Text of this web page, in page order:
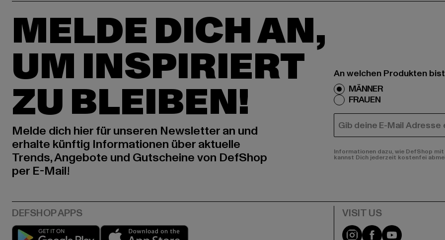
MELDE DICH AN,
UM INSPIRIERT
ZU BLEIBEN!
Melde dich hier für unseren Newsletter an und
erhalte künftig Informationen über aktuelle
Trends, Angebote und Gutscheine von DefShop
per E-Mail!
An welchen Produkten
MÄNNER
FRAUEN
E-MAIL
Informationen dazu, wie DefShop
kannst Dich jederzeit kostenfei
Play market Visit our Instagram
Visit ourVisit our